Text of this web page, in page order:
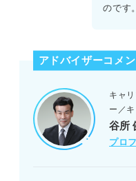
のです。
アドバイザーコメン
キャ
ー／
谷所
プロ